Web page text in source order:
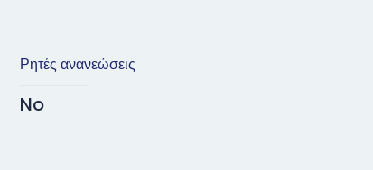
Ρητές ανανεώσεις
No